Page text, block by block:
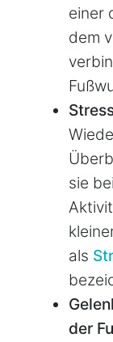
einer
dem
sie
als
der